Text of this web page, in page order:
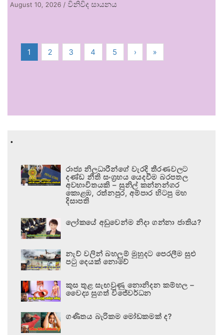
August 10, 2026 / විනිවිද සායනය
1 2 3 4 5 › »
.
රාජ්‍ය නිලධාරීන්ගේ වැරදි තීරණවලට
දණ්ඩ නීති සංග්‍රහය යෙදවීම බරපතල
අවභාවිතයකි – සුනිල් කන්නන්ගර
කොළඹ, රත්නපුර, අම්පාර හිටපු මහ
දිසාපති
ලෝකයේ අඩුවෙන්ම නිදා ගන්නා ජාතිය?
නැව් වලින් බහලුම් මුහුදට පෙරලීම සුළු
පටු දෙයක් නොවේ
කුස තුළ සැඟවුණු නොනිදන කම්හල –
වෛද්‍ය සුගත් විජේවර්ධන
ගණිතය බැරිකම මෝඩකමක් ද?